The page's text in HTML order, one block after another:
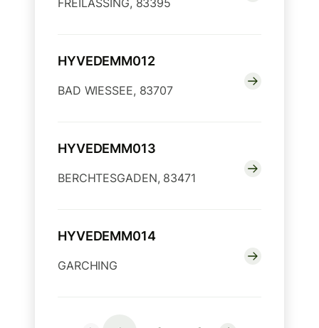
FREILASSING, 83395
HYVEDEMM012
BAD WIESSEE, 83707
HYVEDEMM013
BERCHTESGADEN, 83471
HYVEDEMM014
GARCHING